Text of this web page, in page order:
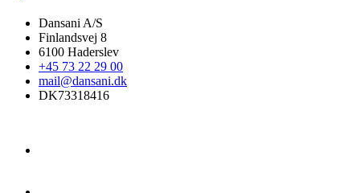
Dansani A/S
Finlandsvej 8
6100 Haderslev
+45 73 22 29 00
mail@dansani.dk
DK73318416